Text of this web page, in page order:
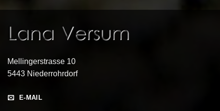
Mellingerstrasse 10
5443 Niederrohrdorf
E-MAIL